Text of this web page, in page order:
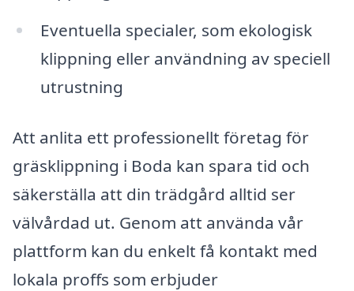
Eventuella specialer, som ekologisk
klippning eller användning av speciell
utrustning
Att anlita ett professionellt företag för
gräsklippning i Boda kan spara tid och
säkerställa att din trädgård alltid ser
välvårdad ut. Genom att använda vår
plattform kan du enkelt få kontakt med
lokala proffs som erbjuder